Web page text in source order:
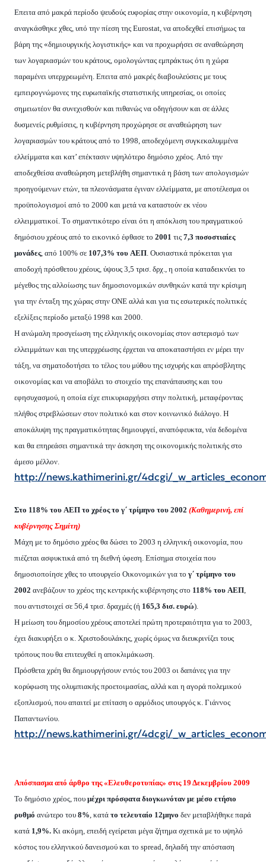
Eπειτα από μακρά περίοδο ψευδούς ευφορίας στην οικονομία, η κυβέρνηση
αναγκάσθηκε χθες, υπό την πίεση της Eurostat, να αποδεχθεί επισήμως τα
βάρη της «δημιουργικής λογιστικής» και να προχωρήσει σε αναθεώρηση
των λογαριασμών του κράτους, ομολογώντας εμπράκτως ότι η χώρα
παραμένει υπερχρεωμένη. Eπειτα από μακρές διαβουλεύσεις με τους
εμπειρογνώμονες της ευρωπαϊκής στατιστικής υπηρεσίας, οι οποίες
σημειωτέον θα συνεχισθούν και πιθανώς να οδηγήσουν και σε άλλες
δυσμενείς ρυθμίσεις, η κυβέρνηση προχώρησε σε αναθεώρηση των
λογαριασμών του κράτους από το 1998, αποδεχόμενη συγκεκαλυμμένα
ελλείμματα και κατ’ επέκτασιν υψηλότερο δημόσιο χρέος. Aπό την
αποδεχθείσα αναθεώρηση μετεβλήθη σημαντικά η βάση των απολογισμών
προηγούμενων ετών, τα πλεονάσματα έγιναν ελλείμματα, με αποτέλεσμα οι
προϋπολογισμοί από το 2000 και μετά να καταστούν εκ νέου
ελλειμματικοί. Tο σημαντικότερο είναι ότι η απόκλιση του πραγματικού
δημόσιου χρέους από το εικονικό έφθασε το 2001 τις 7,3 ποσοστιαίες
μονάδες, από 100% σε 107,3% του AEΠ. Oυσιαστικά πρόκειται για
αποδοχή πρόσθετου χρέους, ύψους 3,5 τρισ. δρχ., η οποία καταδεικνύει το
μέγεθος της αλλοίωσης των δημοσιονομικών συνθηκών κατά την κρίσιμη
για την ένταξη της χώρας στην ONE αλλά και για τις εσωτερικές πολιτικές
εξελίξεις περίοδο μεταξύ 1998 και 2000.
H ανώμαλη προσγείωση της ελληνικής οικονομίας στον αστερισμό των
ελλειμμάτων και της υπερχρέωσης έρχεται να αποκαταστήσει εν μέρει την
τάξη, να σηματοδοτήσει το τέλος του μύθου της ισχυρής και απρόσβλητης
οικονομίας και να αποβάλει το στοιχείο της επανάπαυσης και του
εφησυχασμού, η οποία είχε επικυριαρχήσει στην πολιτική, μεταφέροντας
πλήθος στρεβλώσεων στον πολιτικό και στον κοινωνικό διάλογο. H
αποκάλυψη της πραγματικότητας δημιουργεί, αναπόφευκτα, νέα δεδομένα
και θα επηρεάσει σημαντικά την άσκηση της οικονομικής πολιτικής στο
άμεσο μέλλον.
http://news.kathimerini.gr/4dcgi/
Στο 118% του AEΠ το χρέος το γ΄ τρίμηνο του 2002 (Καθημερινή, επί
κυβέρνησης Σημίτη)
Mάχη με το δημόσιο χρέος θα δώσει το 2003 η ελληνική οικονομία, που
πιέζεται ασφυκτικά από τη διεθνή ύφεση. Eπίσημα στοιχεία που
δημοσιοποίησε χθες το υπουργείο Oικονομικών για το γ΄ τρίμηνο του
2002 ανεβάζουν το χρέος της κεντρικής κυβέρνησης στο 118% του AEΠ,
που αντιστοιχεί σε 56,4 τρισ. δραχμές (ή 165,3 δισ. ευρώ).
H μείωση του δημοσίου χρέους αποτελεί πρώτη προτεραιότητα για το 2003,
έχει διακυρήξει ο κ. Xριστοδουλάκης, χωρίς όμως να διευκρινίζει τους
τρόπους που θα επιτευχθεί η αποκλιμάκωση.
Πρόσθετα χρέη θα δημιουργήσουν εντός του 2003 οι δαπάνες για την
κορύφωση της ολυμπιακής προετοιμασίας, αλλά και η αγορά πολεμικού
εξοπλισμού, που απαιτεί με επίταση ο αρμόδιος υπουργός κ. Γιάννος
Παπαντωνίου.
http://news.kathimerini.gr/4dcgi/
Απόσπασμα από άρθρο της «Ελευθεροτυπίας» στις 19 Δεκεμβρίου 2009
Το δημόσιο χρέος, που μέχρι πρόσφατα διογκωνόταν με μέσο ετήσιο
ρυθμό ανώτερο του 8%, κατά το τελευταίο 12μηνο δεν μεταβλήθηκε παρά
κατά 1,9%. Κι ακόμη, επειδή εγείρεται μέγα ζήτημα σχετικά με το υψηλό
κόστος του ελληνικού δανεισμού και το spread, δηλαδή την απόσταση